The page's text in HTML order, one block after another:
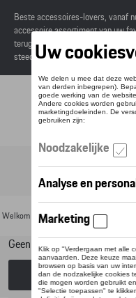
Beste accessoires-lovers, vanaf
accessoire assortiment van uw
terugvinden in de online catalogus.
steeds besteld worden via uw
Welkom >Voor uw Porsche >
Geen model geselecteerd